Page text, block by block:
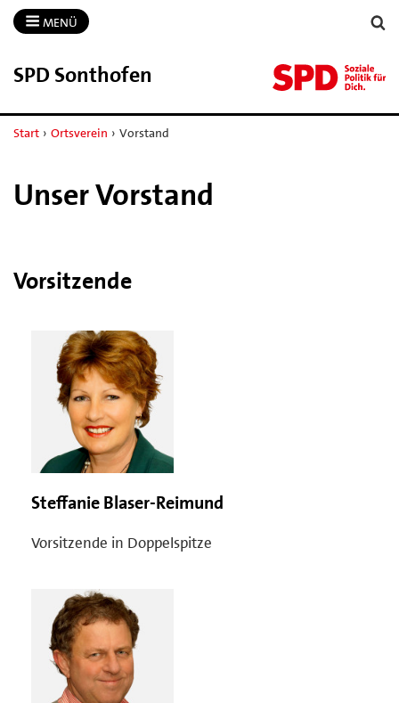
MENÜ
SPD Sonthofen
Start › Ortsverein › Vorstand
Unser Vorstand
Vorsitzende
Steffanie Blaser-Reimund
Vorsitzende in Doppelspitze